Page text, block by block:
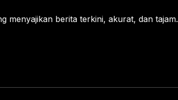
menyajikan berita terkini, akurat, dan tajam.